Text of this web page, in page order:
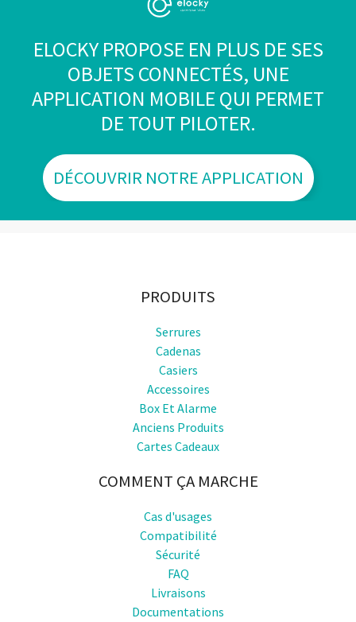
ELOCKY PROPOSE EN PLUS DE SES
OBJETS CONNECTÉS, UNE
APPLICATION MOBILE QUI PERMET
DE TOUT PILOTER.
DÉCOUVRIR NOTRE APPLICATION
PRODUITS
Serrures
Cadenas
Casiers
Accessoires
Box Et Alarme
Anciens Produits
Cartes Cadeaux
COMMENT ÇA MARCHE
Cas d'usages
Compatibilité
Sécurité
FAQ
Livraisons
Documentations